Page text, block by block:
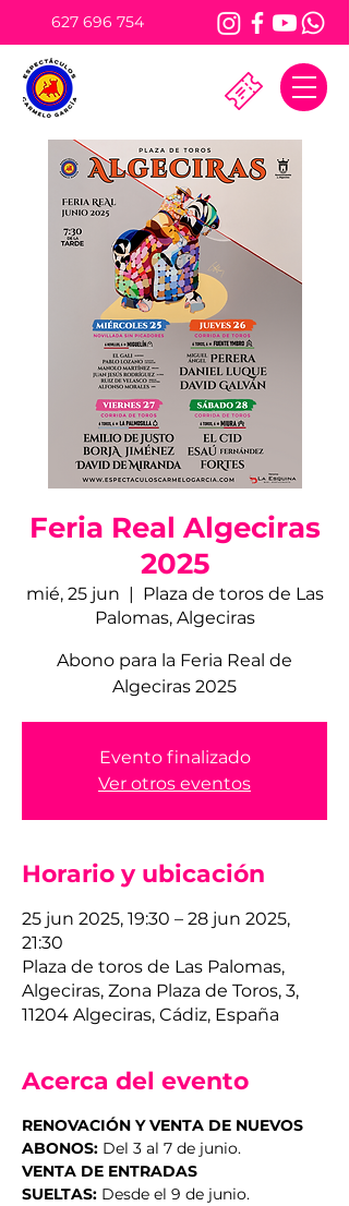
627 696 754
Feria Real Algeciras
2025
mié, 25 jun
  |
Plaza de toros de Las
Palomas, Algeciras
Abono para la Feria Real de
Algeciras 2025
Evento finalizado
Ver otros eventos
Horario y ubicación
25 jun 2025, 19:30 – 28 jun 2025,
21:30
Plaza de toros de Las Palomas,
Algeciras, Zona Plaza de Toros, 3,
11204 Algeciras, Cádiz, España
Acerca del evento
RENOVACIÓN Y VENTA DE NUEVOS
ABONOS: Del 3 al 7 de junio.
VENTA DE ENTRADAS
SUELTAS: Desde el 9 de junio.